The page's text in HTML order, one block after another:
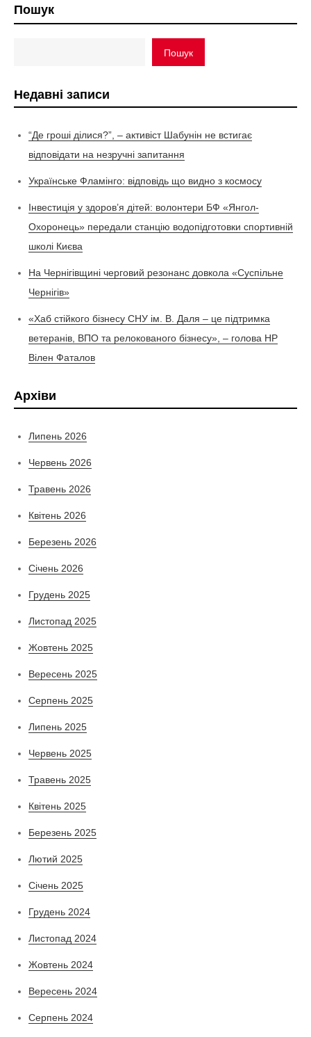
Пошук
Пошук
Недавні записи
“Де гроші ділися?”, – активіст Шабунін не встигає
відповідати на незручні запитання
Українське Фламінго: відповідь що видно з космосу
Інвестиція у здоров’я дітей: волонтери БФ «Янгол-
Охоронець» передали станцію водопідготовки спортивній
школі Києва
На Чернігівщині черговий резонанс довкола «Суспільне
Чернігів»
«Хаб стійкого бізнесу СНУ ім. В. Даля – це підтримка
ветеранів, ВПО та релокованого бізнесу», – голова НР
Вілен Фаталов
Архіви
Липень 2026
Червень 2026
Травень 2026
Квітень 2026
Березень 2026
Січень 2026
Грудень 2025
Листопад 2025
Жовтень 2025
Вересень 2025
Серпень 2025
Липень 2025
Червень 2025
Травень 2025
Квітень 2025
Березень 2025
Лютий 2025
Січень 2025
Грудень 2024
Листопад 2024
Жовтень 2024
Вересень 2024
Серпень 2024